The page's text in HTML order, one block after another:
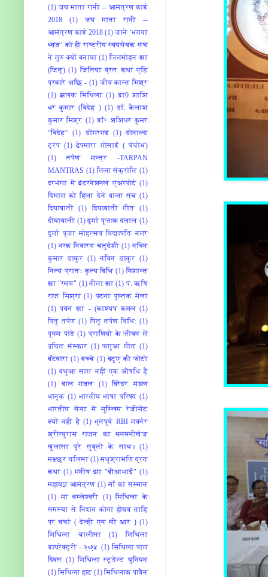
(1) जय माता रानी -- आमंत्रण कार्ड
2018
(1)
जय माता रानी --
आमंत्रण कार्ड 2018 (1) जाने ‘भगवा
ध्वज’ को ही राष्ट्रीय स्वयंसेवक संघ
ने गुरु क्यों बनाया (1) जितमोहन झा
(जितू) (1) जितिया व्रत कथा एहि
प्रकारे अछि - (1) जीव कान्त मिश्र
(1) झलक मिथिला (1) डा0 शाशि
धर कुमार (विदेह ) (1) डॉ. कैलाश
कुमार मिश्र (1) डॉ॰ शशिधर कुमर
“विदेह” (1) डोंगरगढ (1) डोनाल्ड
ट्रंप (1) ढेपमारा गोसाईं ( पंचोभ)
(1)
तर्पण मन्त्र -TARPAN
MANTRAS (1) तिला संक्रांति (1)
दरभंगा में इंटरनेशनल एअरपोर्ट (1)
दिमाग़ को हिला देने वाला सच (1)
दियाबाती (1) दियाबाती गीत (1)
दीयावाती (1) दुर्गा पूजाक दलाल (1)
दुर्गा पूजा मोहत्सव विद्यापति नगर
(1) नरक निवारण चतुर्दशी (1) नविन
कुमार ठाकुर (1) नविन ठाकुर (1)
नित्य प्रातः कृत्य बिधि (1) निशान्त
झा "रमण" (1) नीता झा (1) पं. ऋषि
राज मिश्रा (1) पटना पुस्‍तक मेला
(1) पवन झा - (काश्यप कमल (1)
पितृ तर्पण (1) पितृ तर्पण विधि: (1)
पूनम पांडे (1) प्राणियो के जीवन में
उचित संस्कार (1) फगुआ गीत (1)
बँटवारा (1) बच्‍चे (1) बटुए की फोटो
(1) बथुआ साग नहीं एक औषधि है
(1)
बाल गजल (1)
बिरेंदर मंडल
धानूक (1) भारतीय भाषा परिषद (1)
भारतीय सेना में मुस्लिम रेजीमेंट
क्यों नहीं है (1) भूतपूर्व RBI गवर्नर
श्रीरघुराम राजन का सनसनीखेज
खुलासा पूरे सुबूतों के साथ।
(1)
मक्ष्छर चलिसा (1) मधुश्रामणि व्रत
कथा (1) मनीष झा "बौआभाई" (1)
महायज्ञ आमंत्रण (1) माँ का सम्मान
(1) मां बम्‍लेश्‍वरी (1) मिथिला के
समस्या से निदान कोना होयब ताहि
पर चर्चा ( देल्ही एन सी आर ) (1)
मिथिला चालीसा
(1)
मिथिला
डायरेक्ट्री - २०१५ (1) मिथिला पाग
दिवस (1) मिथिला स्टूडेन्ट यूनियन
(1) मिथिला हाट (1) मिथिलाक पाबैन